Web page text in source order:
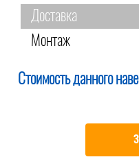
Доставка
Монтаж
Стоимость данного